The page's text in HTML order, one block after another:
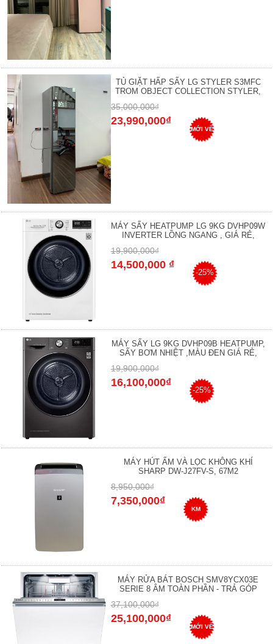
TỦ GIẶT HẤP SẤY LG STYLER S3MFC
TROM OBJECT COLLECTION STYLER,
35,000,000₫
23,990,000₫
MỚI VỀ
MÁY SẤY HEATPUMP LG 9KG DVHP09W
INVERTER LỒNG NGANG , GIÁ RẺ,
19,900,000₫
14,500,000 ₫
-25%
MÁY SẤY LG 9KG DVHP09B HEATPUMP,
SẤY BƠM NHIỆT ,MÀU ĐEN GIÁ RẺ,
19,900,000₫
16,100,000₫
-25%
MÁY HÚT ẨM VÀ LỌC KHÔNG KHÍ
SHARP DW-J27FV-S, 67M2
8,950,000₫
7,350,000₫
KM
MÁY RỬA BÁT BOSCH SMV8YCX03E
SERIE 8 ÂM TOÀN PHẦN - TRẢ GÓP
37,100,000₫
25,100,000₫
MỚI VỀ